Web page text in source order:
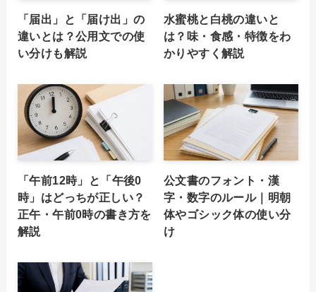
「届出」と「届け出」の
違いとは？公用文での使
い分けも解説
水蜜桃と白桃の違いと
は？味・食感・特徴をわ
かりやすく解説
「午前12時」と「午後0
時」はどっちが正しい？
正午・午前0時の書き方を
解説
公文書のフォント・漢
字・数字のルール｜明朝
体やゴシック体の使い分
け